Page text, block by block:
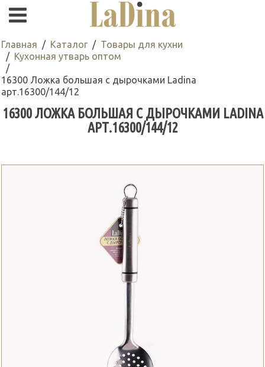
Главная Каталог
Товары для кухни
Кухонная утварь оптом
16300 Ложка большая с дырочками Ladina
арт.16300/144/12
16300 ЛОЖКА БОЛЬШАЯ С ДЫРОЧКАМИ LADINA
АРТ.16300/144/12